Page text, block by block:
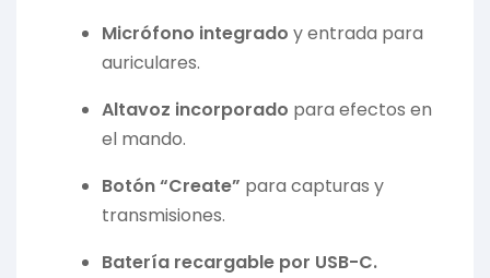
Micrófono integrado y entrada para
auriculares.
Altavoz incorporado para efectos en
el mando.
Botón “Create” para capturas y
transmisiones.
Batería recargable por USB-C.